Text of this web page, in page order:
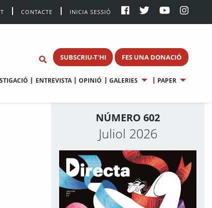
CONTACTE INICIA SESSIÓ
SUBSCRIU-T'HI FES UNA DONACIÓ
ENTREVISTA OPINIÓ GALERIES PAPER
NÚMERO 602
Juliol 2026